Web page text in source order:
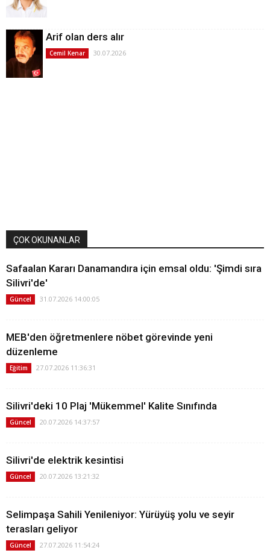
Arif olan ders alır
Cemil Kenar 30.07.2026
ÇOK OKUNANLAR
Safaalan Kararı Danamandıra için emsal oldu: 'Şimdi sıra
Silivri'de'
Güncel 31.07.2026 14:00:05
MEB'den öğretmenlere nöbet görevinde yeni
düzenleme
Eğitim 27.07.2026 11:36:31
Silivri'deki 10 Plaj 'Mükemmel' Kalite Sınıfında
Güncel 20.07.2026 14:37:57
Silivri'de elektrik kesintisi
Güncel 20.07.2026 13:21:32
Selimpaşa Sahili Yenileniyor: Yürüyüş yolu ve seyir
terasları geliyor
Güncel 27.07.2026 11:54:24